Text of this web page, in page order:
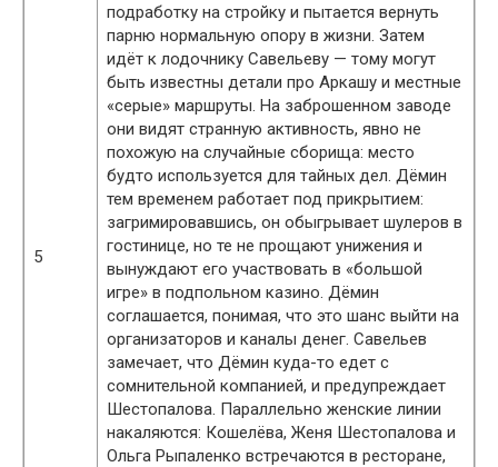
5
подработку на стройку и пытается вернуть
парню нормальную опору в жизни. Затем
идёт к лодочнику Савельеву — тому могут
быть известны детали про Аркашу и местные
«серые» маршруты. На заброшенном заводе
они видят странную активность, явно не
похожую на случайные сборища: место
будто используется для тайных дел. Дёмин
тем временем работает под прикрытием:
загримировавшись, он обыгрывает шулеров в
гостинице, но те не прощают унижения и
вынуждают его участвовать в «большой
игре» в подпольном казино. Дёмин
соглашается, понимая, что это шанс выйти на
организаторов и каналы денег. Савельев
замечает, что Дёмин куда-то едет с
сомнительной компанией, и предупреждает
Шестопалова. Параллельно женские линии
накаляются: Кошелёва, Женя Шестопалова и
Ольга Рыпаленко встречаются в ресторане,